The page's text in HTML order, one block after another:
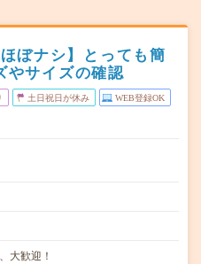
ぼナシ】とっても簡
やサイズの確認
土日祝日が休み WEB登録OK
大歓迎！